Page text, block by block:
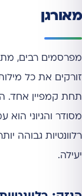
מאורגן
מפרסמים רבים,
זורקים את כל
תחת קמפיין אחד.
מסודר והגיוני
רלוונטיות גבוהה
יעילה.